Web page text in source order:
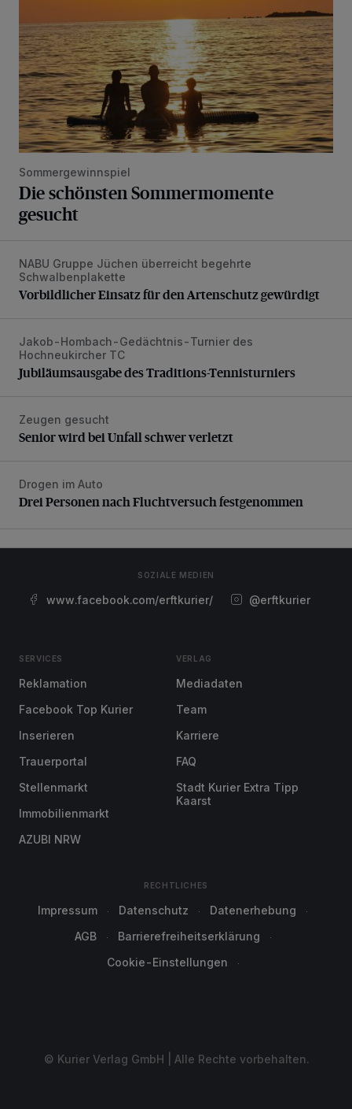
Sommergewinnspiel
Die schönsten Sommermomente
gesucht
Vorbildlicher Einsatz für den Artenschutz gewürdigt
NABU Gruppe Jüchen überreicht begehrte
Schwalbenplakette
Vorbildlicher Einsatz für den Artenschutz gewürdigt
Jubiläumsausgabe des Traditions-Tennisturniers
Jakob-Hombach-Gedächtnis-Turnier des
Hochneukircher TC
Jubiläumsausgabe des Traditions-Tennisturniers
Senior wird bei Unfall schwer verletzt
Zeugen gesucht
Senior wird bei Unfall schwer verletzt
Drei Personen nach Fluchtversuch festgenommen
Drogen im Auto
Drei Personen nach Fluchtversuch festgenommen
SOZIALE MEDIEN
www.facebook.com/erftkurier/ @erftkurier
SERVICES
Reklamation
Facebook Top Kurier
Inserieren
Trauerportal
Stellenmarkt
Immobilienmarkt
AZUBI NRW
VERLAG
Mediadaten
Team
Karriere
FAQ
Stadt Kurier Extra Tipp
Kaarst
RECHTLICHES
Impressum Datenschutz
Datenerhebung
AGB
Barrierefreiheitserklärung
Cookie-Einstellungen
© Kurier Verlag GmbH | Alle Rechte vorbehalten.